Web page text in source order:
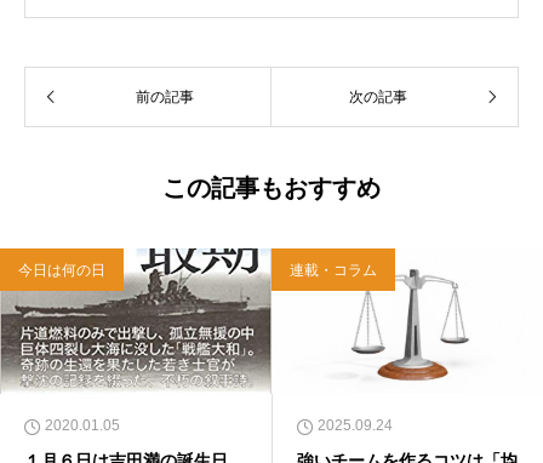
れ。関西学院大学社会学部卒業。９０年代、い
て、雜賀編集工房として独立。
前の記事 次の記事
この記事もおすすめ
今日は何の日
2020.01.05
連載・コラム
2025.09.24